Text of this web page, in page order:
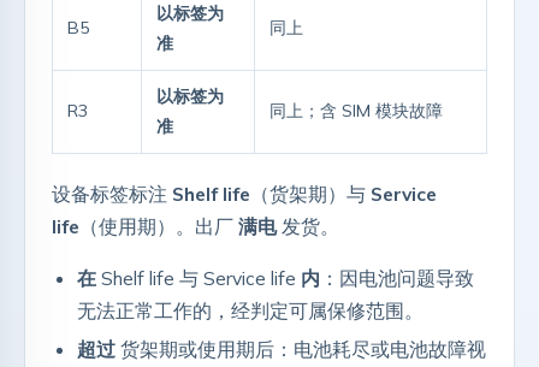
B5
以标签为
准
同上
R3
以标签为
准
同上；含 SIM 模块故障
设备标签标注 Shelf life （货架期）与 Service
life （使用期）。出厂 满电发货。
在 Shelf life 与 Service life 内 ：因电池问题导致
无法正常工作的，经判定可属保修范围。
超过 货架期或使用期后：电池耗尽或电池故障视